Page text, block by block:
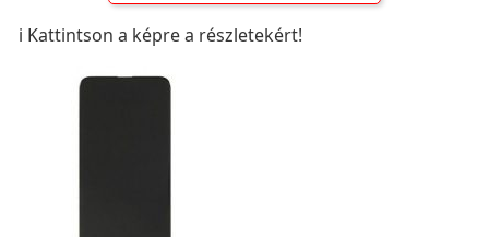
ℹ️ Kattintson a képre a részletekért!